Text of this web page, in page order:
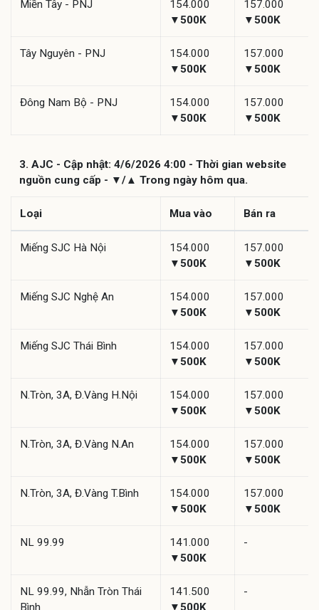
Miền Tây - PNJ
154.000
▼500K
157.000
▼500K
Tây Nguyên - PNJ
154.000
▼500K
157.000
▼500K
Đông Nam Bộ - PNJ
154.000
▼500K
157.000
▼500K
3. AJC - Cập nhật: 4/6/2026 4:00 - Thời gian website
nguồn cung cấp - ▼/▲ Trong ngày hôm qua.
Loại Mua vào Bán ra
Miếng SJC Hà Nội
154.000
▼500K
157.000
▼500K
Miếng SJC Nghệ An
154.000
▼500K
157.000
▼500K
Miếng SJC Thái Bình
154.000
▼500K
157.000
▼500K
N.Tròn, 3A, Đ.Vàng H.Nội
154.000
▼500K
157.000
▼500K
N.Tròn, 3A, Đ.Vàng N.An
154.000
▼500K
157.000
▼500K
N.Tròn, 3A, Đ.Vàng T.Bình
154.000
▼500K
157.000
▼500K
NL 99.99
141.000
▼500K
-
NL 99.99, Nhẫn Tròn Thái
Bình
141.500
▼500K
-